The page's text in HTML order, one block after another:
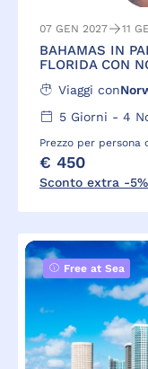
07 GEN 2027 11
BAHAMAS IN
FLORIDA CON
Viaggi con
5Giorni - 4
Prezzo per persona
€ 450
Sconto extra -
Free at Sea